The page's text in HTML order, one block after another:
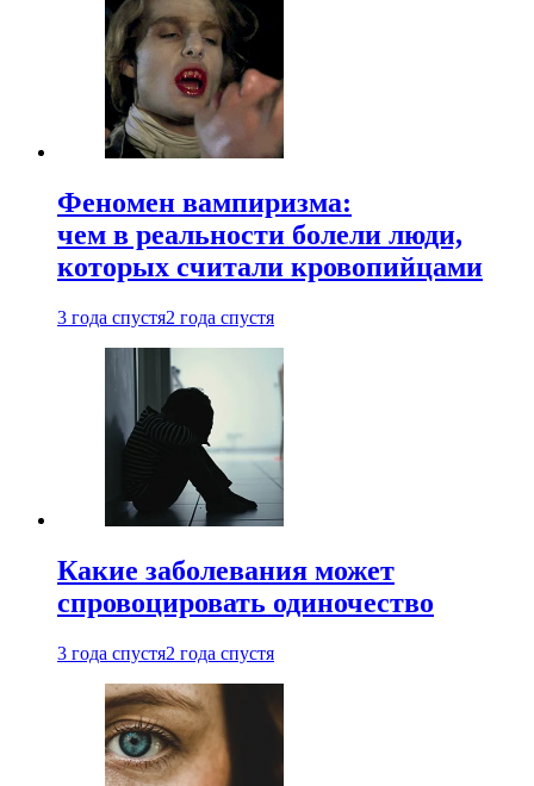
Феномен вампиризма:
чем в реальности болели люди,
которых считали кровопийцами
3 года спустя2 года спустя
Какие заболевания может
спровоцировать одиночество
3 года спустя2 года спустя